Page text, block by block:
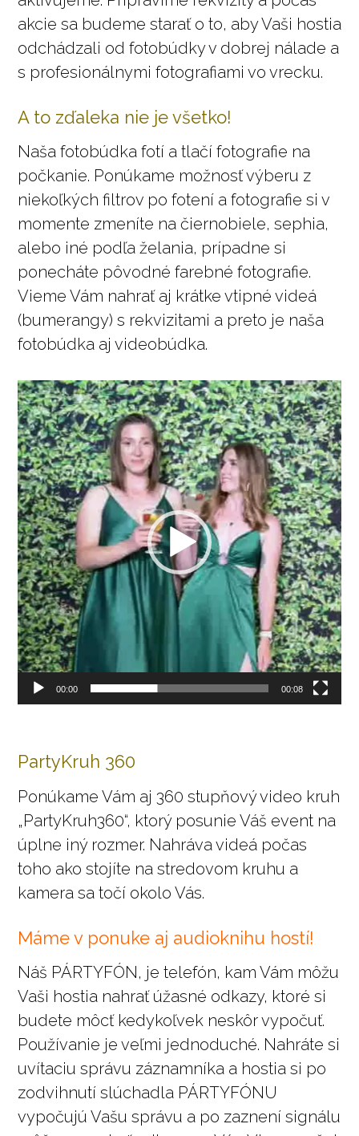
akcie sa budeme starať o to, aby Vaši hostia
odchádzali od fotobúdky v dobrej nálade a
s profesionálnymi fotografiami vo vrecku.
A to zďaleka nie je všetko!
Naša fotobúdka fotí a tlačí fotografie na
počkanie. Ponúkame možnosť výberu z
niekoľkých filtrov po fotení a fotografie si v
momente zmeníte na čiernobiele, sephia,
alebo iné podľa želania, prípadne si
ponecháte pôvodné farebné fotografie.
Vieme Vám nahrať aj krátke vtipné videá
(bumerangy) s rekvizitami a preto je naša
fotobúdka aj videobúdka.
Video
prehrávač
00:00 00:08
PartyKruh 360
Ponúkame Vám aj 360 stupňový video kruh
„PartyKruh360“, ktorý posunie Váš event na
úplne iný rozmer. Nahráva videá počas
toho ako stojíte na stredovom kruhu a
kamera sa točí okolo Vás.
Máme v ponuke aj audioknihu hostí!
Náš PÁRTYFÓN, je telefón, kam Vám môžu
Vaši hostia nahrať úžasné odkazy, ktoré si
budete môcť kedykoľvek neskôr vypočuť.
Používanie je veľmi jednoduché. Nahráte si
uvítaciu správu záznamníka a hostia si po
zodvihnutí slúchadla PÁRTYFÓNU
vypočujú Vašu správu a po zaznení signálu